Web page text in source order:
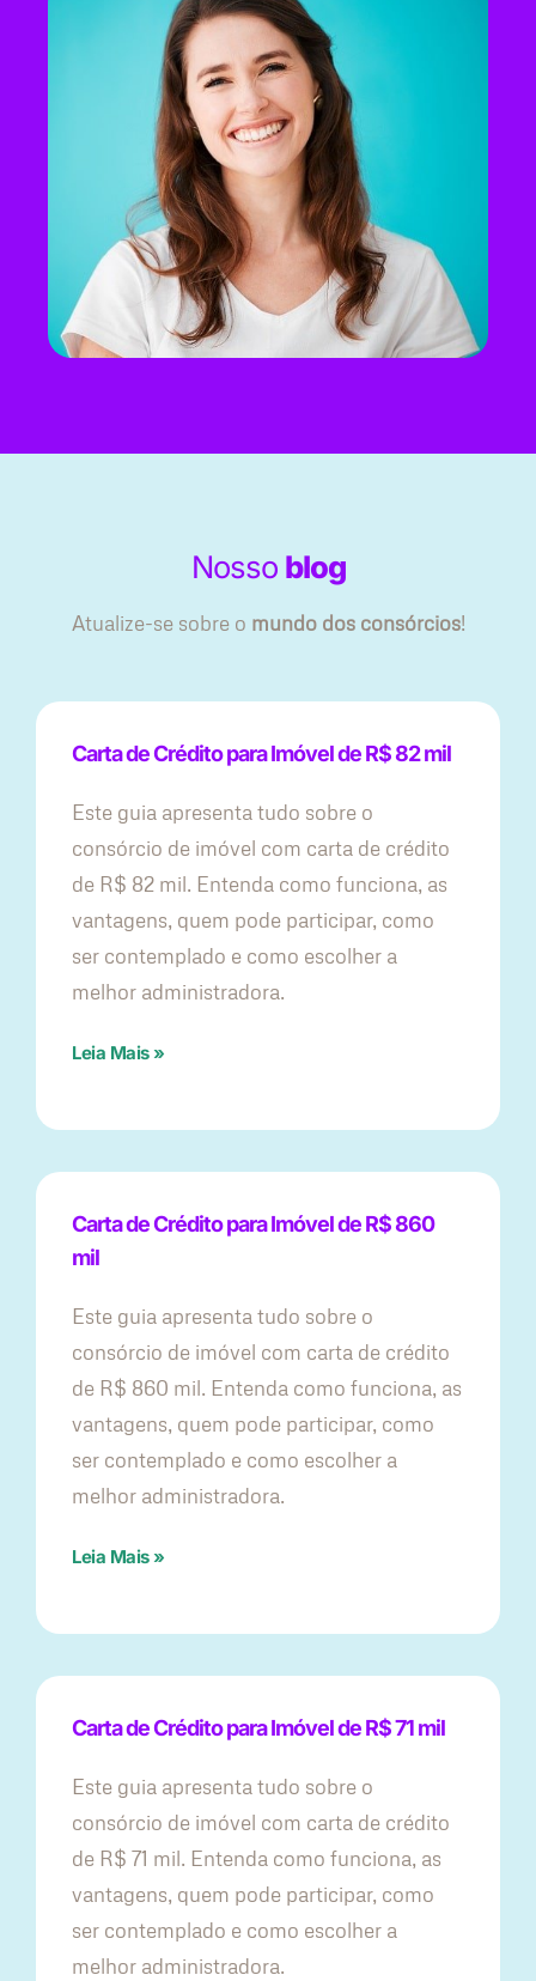
Nosso blog
Atualize-se sobre o mundo dos consórcios!
Carta de Crédito para Imóvel de R$ 82 mil
Este guia apresenta tudo sobre o
consórcio de imóvel com carta de crédito
de R$ 82 mil. Entenda como funciona, as
vantagens, quem pode participar, como
ser contemplado e como escolher a
melhor administradora.
Leia Mais »
Carta de Crédito para Imóvel de R$ 860
mil
Este guia apresenta tudo sobre o
consórcio de imóvel com carta de crédito
de R$ 860 mil. Entenda como funciona, as
vantagens, quem pode participar, como
ser contemplado e como escolher a
melhor administradora.
Leia Mais »
Carta de Crédito para Imóvel de R$ 71 mil
Este guia apresenta tudo sobre o
consórcio de imóvel com carta de crédito
de R$ 71 mil. Entenda como funciona, as
vantagens, quem pode participar, como
ser contemplado e como escolher a
melhor administradora.